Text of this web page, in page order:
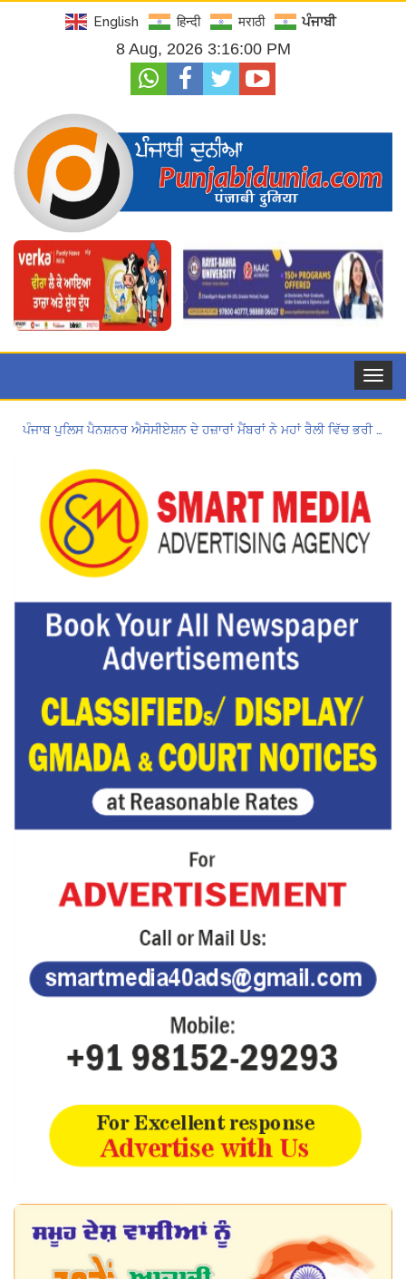
English हिन्दी मराठी ਪੰਜਾਬੀ
8 Aug, 2026 3:16:01 PM
Toggle
ਪੰਜਾਬ ਪੁਲਿਸ ਪੈਨਸ਼ਨਰ ਐਸੋਸੀਏਸ਼ਨ ਦੇ ਹਜ਼ਾਰਾਂ ਮੈਂਬਰਾਂ ਨੇ ਮਹਾਂ ਰੈਲੀ ਵਿੱਚ ਭਰੀ ਹਾਜ਼ਰੀ
Hukamnama Sri Darbar Sahib, Amritsar – Punjabi Dunia
8 अगस्त को मोहाली के होटल एंकरेज में सजेगा “तीज मुटियारां दी” का रंग
Hukamnama Sri Darbar Sahib, Amritsar – Punjabi Dunia